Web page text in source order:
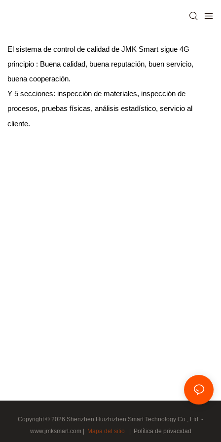
El sistema de control de calidad de JMK Smart sigue 4G
principio : Buena calidad, buena reputación, buen servicio,
buena cooperación.
Y 5 secciones: inspección de materiales, inspección de
procesos, pruebas físicas, análisis estadístico, servicio al
cliente.
Copyright © 2026 Shenzhen Huizhizhen Smart Technology Co., Ltd. -
www.jmksmart.com | Mapa del sitio | Política de privacidad